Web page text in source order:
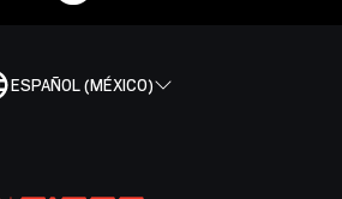
ESPAÑOL (MÉXICO)